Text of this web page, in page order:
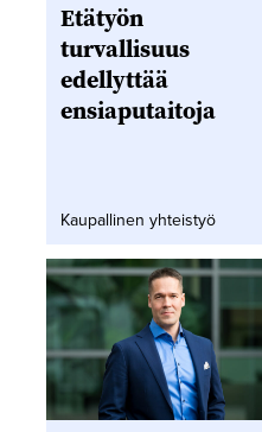
Etätyön
turvallisuus
edellyttää
ensiaputaitoja
Kaupallinen yhteistyö